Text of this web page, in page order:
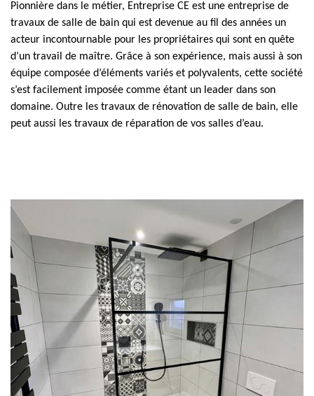
Pionnière dans le métier, Entreprise CE est une entreprise de
travaux de salle de bain qui est devenue au fil des années un
acteur incontournable pour les propriétaires qui sont en quête
d’un travail de maître. Grâce à son expérience, mais aussi à son
équipe composée d’éléments variés et polyvalents, cette société
s’est facilement imposée comme étant un leader dans son
domaine. Outre les travaux de rénovation de salle de bain, elle
peut aussi les travaux de réparation de vos salles d’eau.